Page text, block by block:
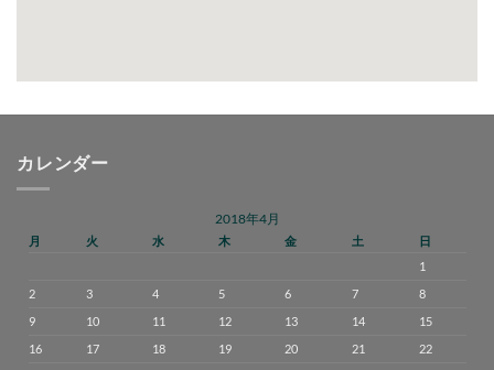
カレンダー
2018年4月
月 火 水 木 金 土
日
1
2
3 4 5 6 7
8
9
10 11 12 13 14
15
16
17 18 19 20 21
22